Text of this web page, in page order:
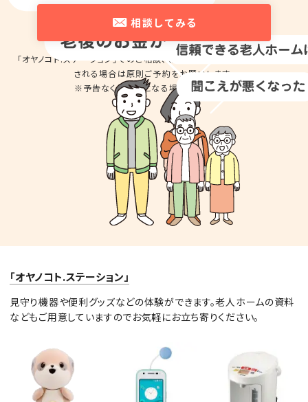
相談してみる
「オヤノコト.ステーション」でのご相談、商品のお試しのため来店を希望
される場合は原則ご予約をお願いします。
※予告なくお休みとなる場合があります。
「オヤノコト.ステーション」
見守り機器や便利グッズなどの体験ができます。老人ホームの資料
などもご用意していますのでお気軽にお立ち寄りください。